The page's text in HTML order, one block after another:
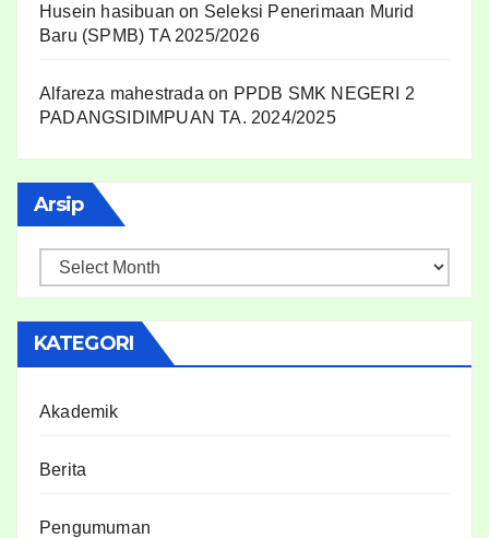
Husein hasibuan on Seleksi Penerimaan Murid
Baru (SPMB) TA 2025/2026
Alfareza mahestrada on PPDB SMK NEGERI 2
PADANGSIDIMPUAN TA. 2024/2025
Arsip
KATEGORI
Akademik
Berita
Pengumuman